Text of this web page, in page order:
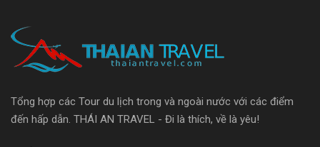
Tổng hợp các Tour du lịch trong và ngoài nước với các điểm
đến hấp dẫn. THÁI AN TRAVEL - Đi là thích, về là yêu!